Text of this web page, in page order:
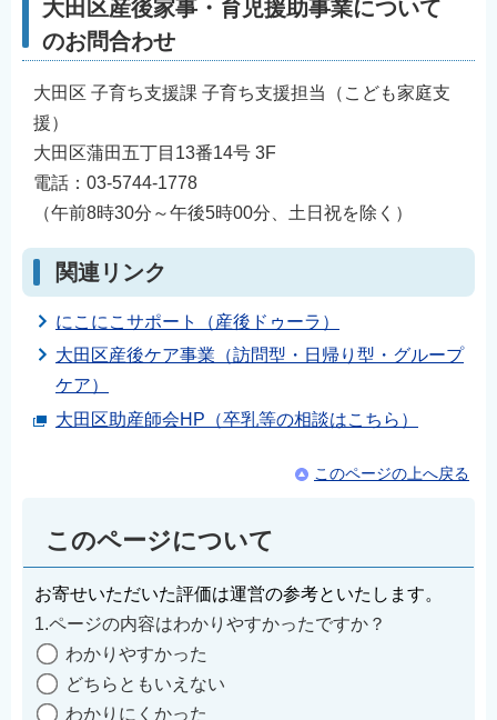
大田区産後家事・育児援助事業について
のお問合わせ
大田区 子育ち支援課 子育ち支援担当（こども家庭支
援）
大田区蒲田五丁目13番14号 3F
電話：03-5744-1778
（午前8時30分～午後5時00分、土日祝を除く）
関連リンク
にこにこサポート（産後ドゥーラ）
大田区産後ケア事業（訪問型・日帰り型・グループ
ケア）
大田区助産師会HP（卒乳等の相談はこちら）
このページの上へ戻る
このページについて
お寄せいただいた評価は運営の参考といたします。
1.ページの内容はわかりやすかったですか？
わかりやすかった
どちらともいえない
わかりにくかった